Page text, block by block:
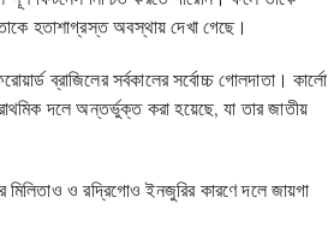
হতাশাগ্রস্ত অবস্থায় দেখা গেছে।
ব্রাজিলের সর্বকালের সর্বোচ্চ গোলদাতা। কার্লো
দলে অন্তর্ভুক্ত করা হয়েছে, যা তার জাতীয়
ও রদ্রিগোও ইনজুরির কারণে দলে জায়গা